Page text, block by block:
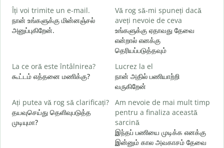
Îți voi trimite un e-mail.
நான் உங்களுக்கு மின்னஞ்சல்
அனுப்புகிறேன்.
Vă rog să-mi spuneți dacă
aveți nevoie de ceva
உங்களுக்கு ஏதாவது தேவை
என்றால் எனக்கு
தெரியப்படுத்தவும்
La ce oră este întâlnirea?
கூட்டம் எத்தனை மணிக்கு?
Lucrez la el
நான் அதில் பணியாற்றி
வருகிறேன்
Ați putea vă rog să clarificați?
தயவுசெய்து தெளிவுபடுத்த
முடியுமா?
Am nevoie de mai mult timp
pentru a finaliza această
sarcină
இந்தப் பணியை முடிக்க எனக்கு
இன்னும் கால அவகாசம் தேவை